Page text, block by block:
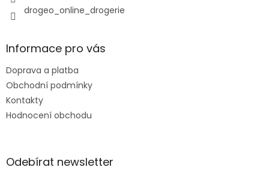
drogeo_online_drogerie
Informace pro vás
Doprava a platba
Obchodní podmínky
Kontakty
Hodnocení obchodu
Odebírat newsletter